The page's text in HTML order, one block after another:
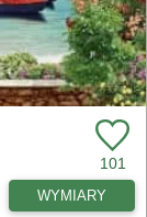
101
WYMIARY